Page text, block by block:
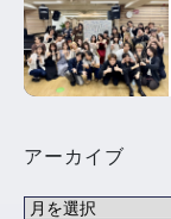
アーカイブ